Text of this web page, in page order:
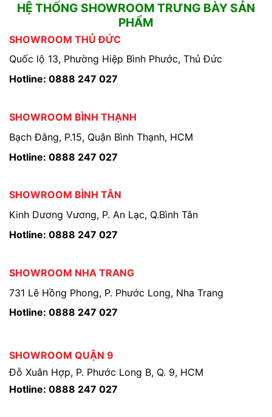
HỆ THỐNG SHOWROOM TRƯNG BÀY SẢN
PHẨM
SHOWROOM THỦ ĐỨC
Quốc lộ 13, Phường Hiệp Bình Phước, Thủ Đức
Hotline: 0888 247 027
SHOWROOM BÌNH THẠNH
Bạch Đằng, P.15, Quận Bình Thạnh, HCM
Hotline: 0888 247 027
SHOWROOM BÌNH TÂN
Kinh Dương Vương, P. An Lạc, Q.Bình Tân
Hotline: 0888 247 027
SHOWROOM NHA TRANG
731 Lê Hồng Phong, P. Phước Long, Nha Trang
Hotline: 0888 247 027
SHOWROOM QUẬN 9
Đỗ Xuân Hợp, P. Phước Long B, Q. 9, HCM
Hotline: 0888 247 027